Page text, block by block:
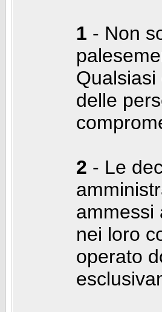
1 - Non
delle
2 - Le
ammessi
nei loro
operato